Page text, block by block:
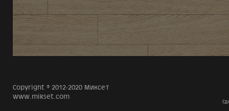
Copyright © 2012-2020 Миксет
www.mikset.com